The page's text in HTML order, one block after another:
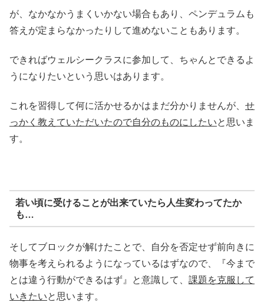
が、なかなかうまくいかない場合もあり、ペンデュラムも
答えが定まらなかったりして進めないこともあります。
できればウェルシークラスに参加して、ちゃんとできるよ
うになりたいという思いはあります。
これを習得して何に活かせるかはまだ分かりませんが、 せ
っかく教えていただいたので自分のものにしたいと思いま
す。
若い頃に受けることが出来ていたら人生変わってたか
も…
そしてブロックが解けたことで、自分を否定せず前向きに
物事を考えられるようになっているはずなので、『今まで
とは違う行動ができるはず』と意識して、 課題を克服して
いきたいと思います。